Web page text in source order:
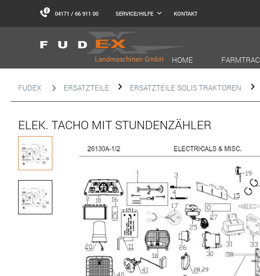
04171 / 66 911 00 SERVICE/HILFE
KONTAKT
HOME FARMTRAC
FUDEX ERSATZTEILE ERSATZTEILE SOLIS TRAKTOREN
ELEK. TACHO MIT STUNDENZÄHLER